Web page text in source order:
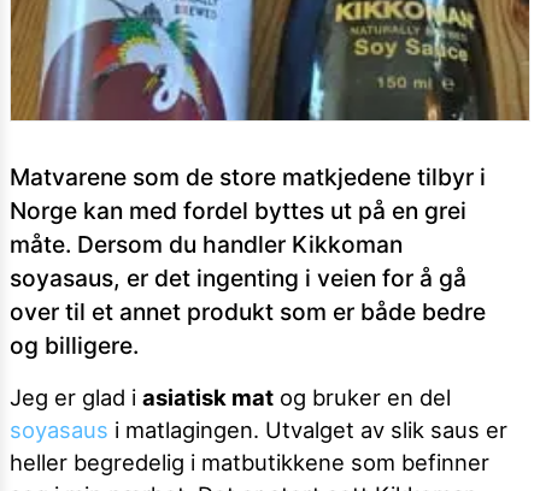
Matvarene som de store matkjedene tilbyr i
Norge kan med fordel byttes ut på en grei
måte. Dersom du handler Kikkoman
soyasaus, er det ingenting i veien for å gå
over til et annet produkt som er både bedre
og billigere.
Jeg er glad i asiatisk mat og bruker en del
soyasaus i matlagingen. Utvalget av slik saus er
heller begredelig i matbutikkene som befinner